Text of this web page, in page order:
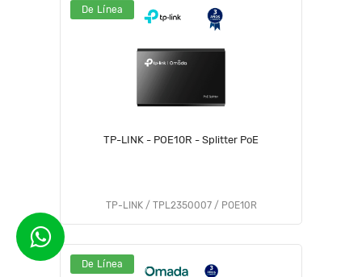
De Línea
TP-LINK - POE10R - Splitter PoE
TP-LINK / TPL2350007 / POE10R
De Línea